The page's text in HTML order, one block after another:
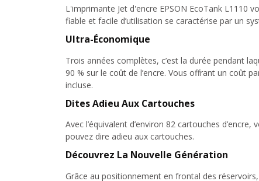
L'imprimante Jet d'encre EPSON EcoTank L1110
fiable et facile d’utilisation se caractérise par un
Ultra-Économique
Trois années complètes, c’est la durée pendant
90 % sur le coût de l’encre. Vous offrant un coût
incluse.
Dites Adieu Aux Cartouches
Avec l’équivalent d’environ 82 cartouches
pouvez dire adieu aux cartouches.
Découvrez La Nouvelle Génération
Grâce au positionnement en frontal des